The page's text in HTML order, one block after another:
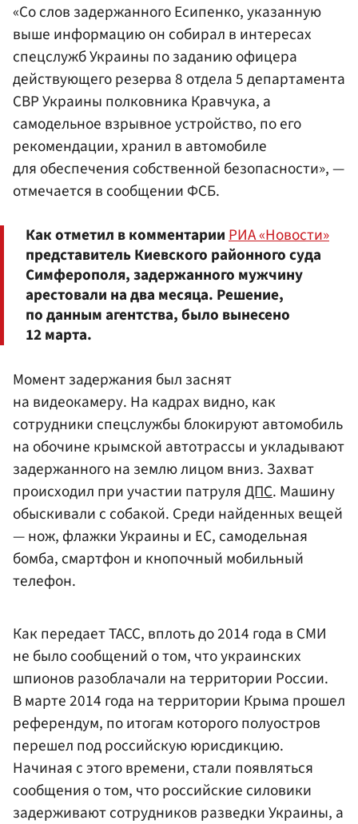
«Со слов задержанного Есипенко, указанную
выше информацию он собирал в интересах
спецслужб Украины по заданию офицера
действующего резерва 8 отдела 5 департамента
СВР Украины полковника Кравчука, а
самодельное взрывное устройство, по его
рекомендации, хранил в автомобиле
для обеспечения собственной безопасности», —
отмечается в сообщении ФСБ.
Как отметил в комментарииРИА «Новости»
представитель Киевского районного суда
Симферополя, задержанного мужчину
арестовали на два месяца. Решение,
по данным агентства, было вынесено
12 марта.
Момент задержания был заснят
на видеокамеру. На кадрах видно, как
сотрудники спецслужбы блокируют автомобиль
на обочине крымской автотрассы и укладывают
задержанного на землю лицом вниз. Захват
происходил при участии патруляДПС. Машину
обыскивали с собакой. Среди найденных вещей
— нож, флажки Украины и ЕС, самодельная
бомба, смартфон и кнопочный мобильный
телефон.
Как передает ТАСС, вплоть до 2014 года в СМИ
не было сообщений о том, что украинских
шпионов разоблачали на территории России.
В марте 2014 года на территории Крыма прошел
референдум, по итогам которого полуостров
перешел под российскую юрисдикцию.
Начиная с этого времени, стали появляться
сообщения о том, что российские силовики
задерживают сотрудников разведки Украины, а